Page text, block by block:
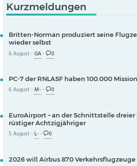
Kurzmeldungen
Britten-Norman produziert seine
wieder selbst
6 August -GA- 0
PC-7 der RNLASF haben 100.000
6 August -M-- 0
EuroAirport – an der Schnittstelle dreier
rüstiger Achtzigjähriger
5 August -L-- 0
2026 will Airbus 870